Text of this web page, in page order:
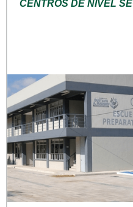
CENTROS DE NIVEL